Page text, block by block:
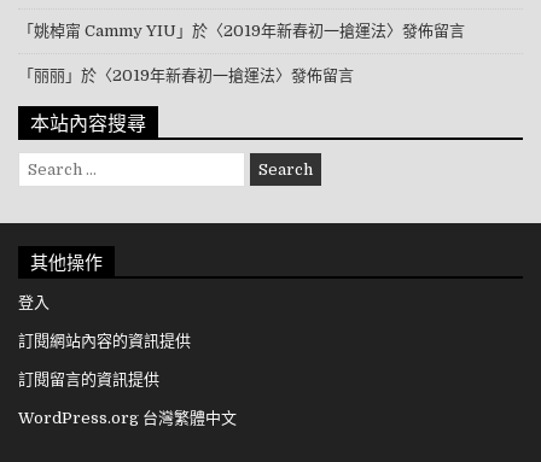
「姚棹甯 Cammy YIU 」於〈2019年新春初一搶運法〉發佈留言
「丽丽 」於〈2019年新春初一搶運法〉發佈留言
本站內容搜尋
Search for:
其他操作
登入
訂閱網站內容的資訊提供
訂閱留言的資訊提供
WordPress.org 台灣繁體中文